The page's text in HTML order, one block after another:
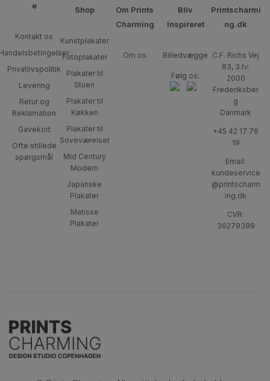
e
Kontakt os
Privatlivspolitik
Levering
Retur og
Reklamation
Gavekort
Ofte stillede
spørgsmål
Shop
Kunstplakater
Fotoplakater
Plakater til
Stuen
Plakater til
Køkken
Plakater til
Soveværelset
Mid Century
Modern
Japanske
Plakater
Matisse
Plakater
Om Prints
Charming
Om os
Bliv
Inspireret
Billedvægge
Følg os:
Printscharmi
ng.dk
C.F. Richs Vej
83, 3.tv.
2000
Frederiksber
g
Danmark
+45 42 17 76
19
Email:
kundeservice
@printscharm
ing.dk
CVR:
36279389